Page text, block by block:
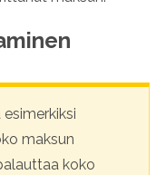
maksun
koko